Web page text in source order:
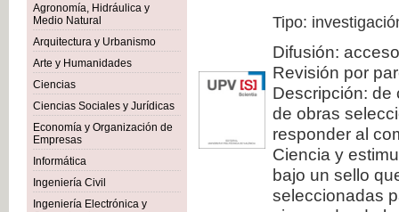
Agronomía, Hidráulica y
Medio Natural
Arquitectura y Urbanismo
Arte y Humanidades
Ciencias
Ciencias Sociales y Jurídicas
Economía y Organización de
Empresas
Informática
Ingeniería Civil
Ingeniería Electrónica y
Tipo:
Difusión:
Revisión por
Descripción: de
de obras
responder al
Ciencia y
bajo un sello
seleccionadas